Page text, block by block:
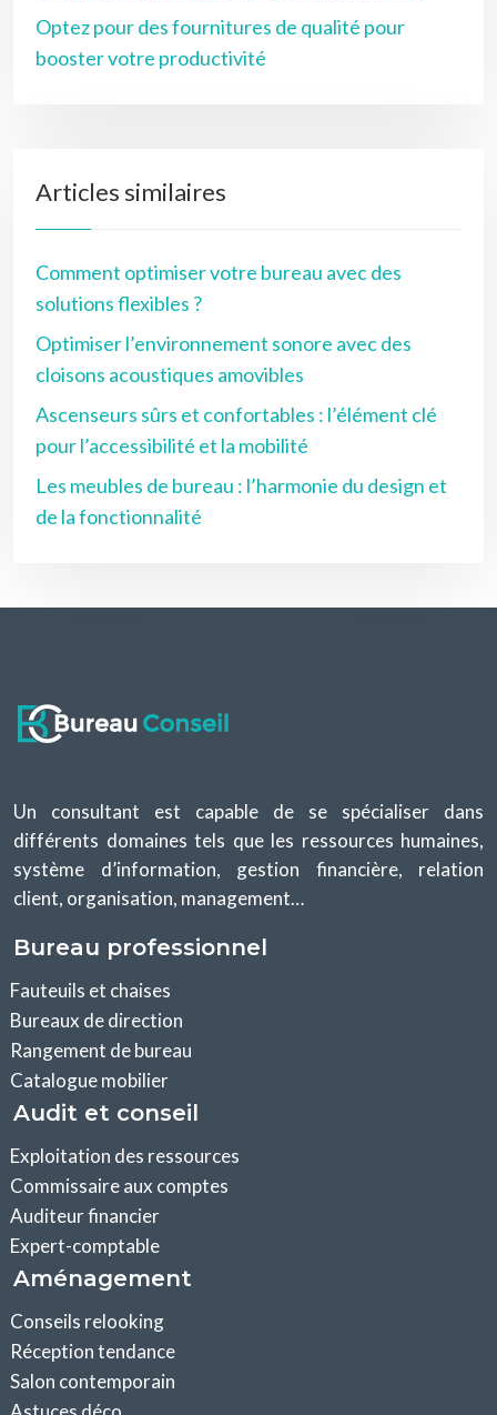
Optez pour des fournitures de qualité pour
booster votre productivité
Articles similaires
Comment optimiser votre bureau avec des
solutions flexibles ?
Optimiser l’environnement sonore avec des
cloisons acoustiques amovibles
Ascenseurs sûrs et confortables : l’élément clé
pour l’accessibilité et la mobilité
Les meubles de bureau : l’harmonie du design et
de la fonctionnalité
Un consultant est capable de se spécialiser dans
différents domaines tels que les ressources humaines,
système d’information, gestion financière, relation
client, organisation, management…
Bureau professionnel
Fauteuils et chaises
Bureaux de direction
Rangement de bureau
Catalogue mobilier
Audit et conseil
Exploitation des ressources
Commissaire aux comptes
Auditeur financier
Expert-comptable
Aménagement
Conseils relooking
Réception tendance
Salon contemporain